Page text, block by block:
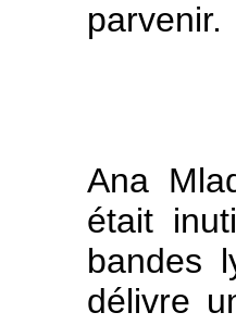
Ana
était
bandes
délivre